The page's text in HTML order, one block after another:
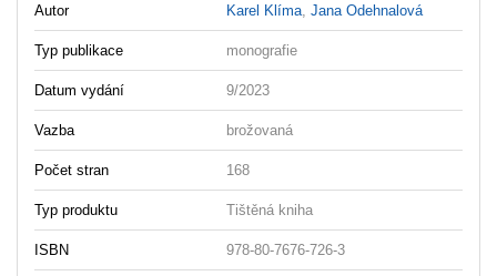
Autor Karel Klíma ,Jana Odehnalová
Typ publikace monografie
Datum vydání 9/2023
Vazba brožovaná
Počet stran 168
Typ produktu Tištěná kniha
ISBN 978-80-7676-726-3